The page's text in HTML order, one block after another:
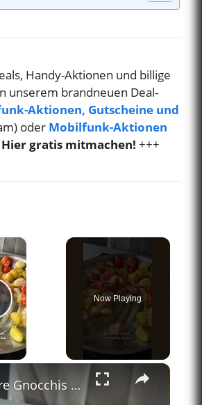
Handy-Aktionen und billige
unserem brandneuen Deal-
Aktionen, Gutscheine und
oder Mobilfunk-Aktionen
gratis mitmachen! +++
×
Video
Now Playing
×
Leckere Gnocchis für nur 2,32€ | CHEAP EATS #shorts